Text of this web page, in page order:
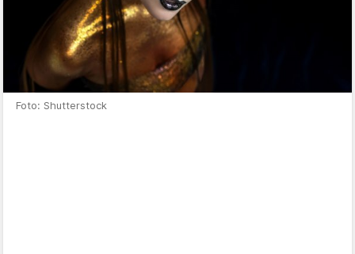
Foto: Shutterstock